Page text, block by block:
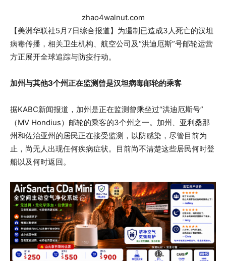
zhao4walnut.com
【美洲华联社5月7日综合报道】为遏制已造成3人死亡的汉坦
病毒传播，相关卫生机构、航空公司及“洪迪厄斯”号邮轮运营
方正展开全球追踪与防疫行动。
加州与其他3个州正在监测曾是汉坦病毒邮轮的乘客
据KABC新闻报道，加州是正在监测曾乘坐过“洪迪厄斯号”
（MV Hondius）邮轮的乘客的3个州之一。加州、亚利桑那
州和佐治亚州的居民正在接受监测，以防感染，尽管目前为
止，尚无人出现任何疾病症状。目前尚不清楚这些居民何时登
船以及何时返回。